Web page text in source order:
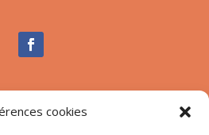
cookies
contacter